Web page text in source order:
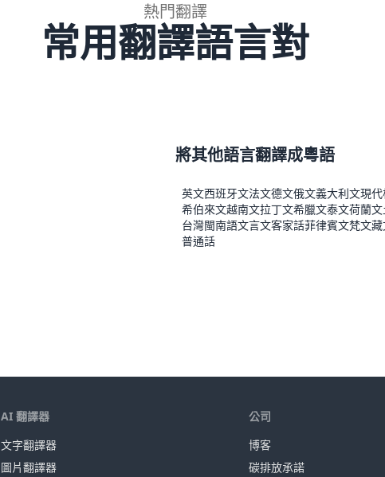
熱門翻譯
常用翻譯語言對
將其他語言翻譯成粵語
英文西班牙文法文德文俄文義大利文現
希伯來文越南文拉丁文希臘文泰文荷蘭文
台灣閩南語文言文客家話菲律賓文梵文
普通話
AI 翻譯器
文字翻譯器
圖片翻譯器
公司
博客
碳排放承諾